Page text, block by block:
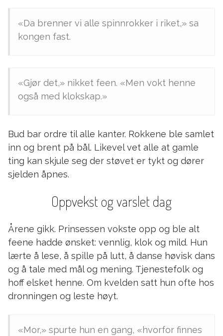
«Da brenner vi alle spinnrokker i riket,» sa
kongen fast.
«Gjør det,» nikket feen. «Men vokt henne
også med klokskap.»
Bud bar ordre til alle kanter. Rokkene ble samlet
inn og brent på bål. Likevel vet alle at gamle
ting kan skjule seg der støvet er tykt og dører
sjelden åpnes.
Oppvekst og varslet dag
Årene gikk. Prinsessen vokste opp og ble alt
feene hadde ønsket: vennlig, klok og mild. Hun
lærte å lese, å spille på lutt, å danse høvisk dans
og å tale med mål og mening. Tjenestefolk og
hoff elsket henne. Om kvelden satt hun ofte hos
dronningen og leste høyt.
«Mor,» spurte hun en gang, «hvorfor finnes